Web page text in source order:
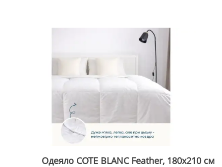
Одеяло COTE BLANC Feather, 180x210 см